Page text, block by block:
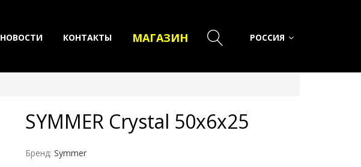
НОВОСТИ КОНТАКТЫ МАГАЗИН РОССИЯ
SYMMER Сrystal 50х6х25
Бренд: Symmer